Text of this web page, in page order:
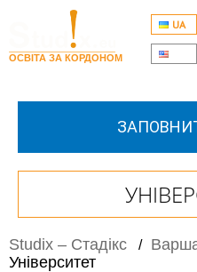
ОСВІТА ЗА КОРДОНОМ
UA
Studix – Стадікс /
Університет